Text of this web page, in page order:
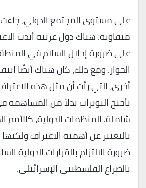
على مستوى المجتمع الدولي،
متفاوتة. هناك دول غربية أيدت
على ضرورة إحلال السلام في
الحوار. ومع ذلك، كان هناك أيضًا
أخرى، التي رأت أن مثل هذه
تأجيج التوترات بدلاً من
شاملة. المنظمات الدولية، كالأمم
بالتعبير عن أهمية الاعتراف
ضرورة الالتزام بالقرارات الدولية
بالصراع الفلسطيني الإسرائيلي.